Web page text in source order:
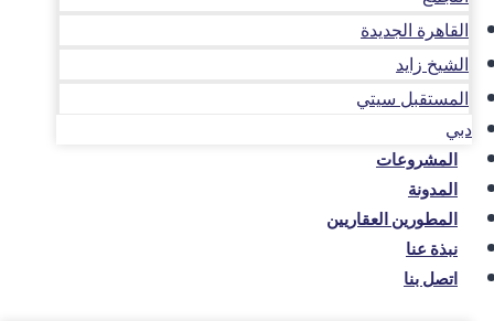
القاهرة الجديدة
الشيخ زايد
المستقبل سيتي
دبي
المشروعات
المدونة
المطورين العقاريين
نبذة عنا
اتصل بنا